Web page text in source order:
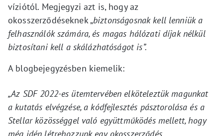
víziótól. Megjegyzi azt is, hogy az
okosszerződéseknek „biztonságosnak kell lenniük a
felhasználók számára, és magas hálózati díjak nélkül
biztosítani kell a skálázhatóságot is”.
A blogbejegyzésben kiemelik:
„Az SDF 2022-es ütemtervében elköteleztük magunkat
a kutatás elvégzése, a kódfejlesztés pásztorolása és a
Stellar közösséggel való együttműködés mellett, hogy